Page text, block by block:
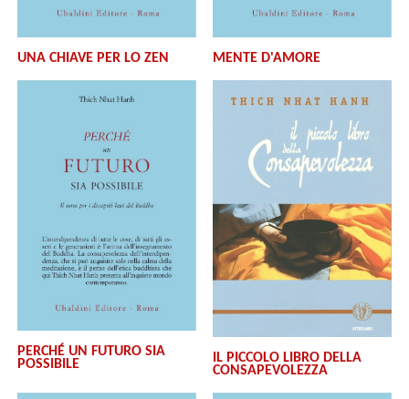
UNA CHIAVE PER LO ZEN MENTE D'AMORE
PERCHÉ UN FUTURO SIA
POSSIBILE
IL PICCOLO LIBRO DELLA
CONSAPEVOLEZZA